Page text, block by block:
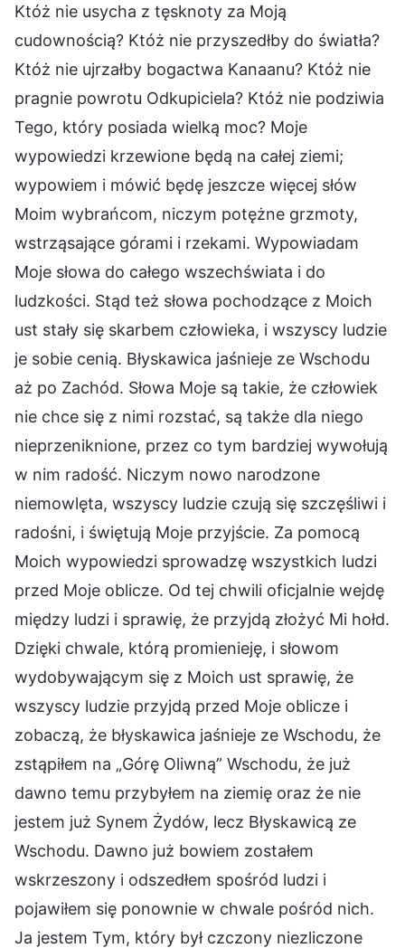
Któż nie usycha z tęsknoty za Moją
cudownością? Któż nie przyszedłby do światła?
Któż nie ujrzałby bogactwa Kanaanu? Któż nie
pragnie powrotu Odkupiciela? Któż nie podziwia
Tego, który posiada wielką moc? Moje
wypowiedzi krzewione będą na całej ziemi;
wypowiem i mówić będę jeszcze więcej słów
Moim wybrańcom, niczym potężne grzmoty,
wstrząsające górami i rzekami. Wypowiadam
Moje słowa do całego wszechświata i do
ludzkości. Stąd też słowa pochodzące z Moich
ust stały się skarbem człowieka, i wszyscy ludzie
je sobie cenią. Błyskawica jaśnieje ze Wschodu
aż po Zachód. Słowa Moje są takie, że człowiek
nie chce się z nimi rozstać, są także dla niego
nieprzeniknione, przez co tym bardziej wywołują
w nim radość. Niczym nowo narodzone
niemowlęta, wszyscy ludzie czują się szczęśliwi i
radośni, i świętują Moje przyjście. Za pomocą
Moich wypowiedzi sprowadzę wszystkich ludzi
przed Moje oblicze. Od tej chwili oficjalnie wejdę
między ludzi i sprawię, że przyjdą złożyć Mi hołd.
Dzięki chwale, którą promienieję, i słowom
wydobywającym się z Moich ust sprawię, że
wszyscy ludzie przyjdą przed Moje oblicze i
zobaczą, że błyskawica jaśnieje ze Wschodu, że
zstąpiłem na „Górę Oliwną” Wschodu, że już
dawno temu przybyłem na ziemię oraz że nie
jestem już Synem Żydów, lecz Błyskawicą ze
Wschodu. Dawno już bowiem zostałem
wskrzeszony i odszedłem spośród ludzi i
pojawiłem się ponownie w chwale pośród nich.
Ja jestem Tym, który był czczony niezliczone